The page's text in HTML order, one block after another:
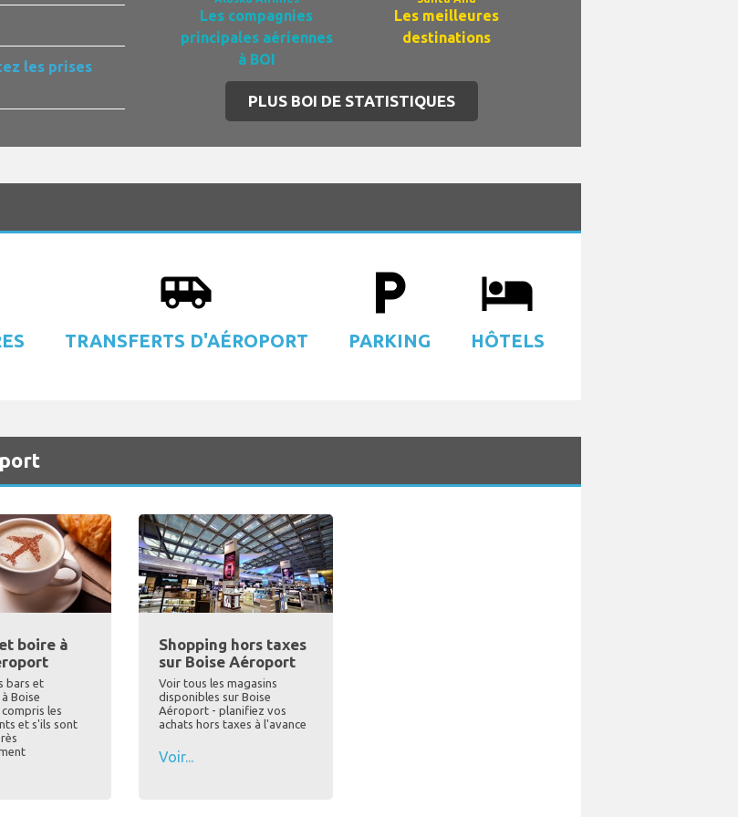
les prises
Les compagnies
principales aériennes
à BOI
Les meilleures
destinations
PLUS BOI DE STATISTIQUES
airport_shuttle
TRANSFERTS D'AÉROPORT
local_parking
PARKING
local_hotel
HÔTELS
boire à
bars et
Boise
les
et s'ils sont
Shopping hors taxes
sur Boise Aéroport
Voir tous les magasins
disponibles sur Boise
Aéroport - planifiez vos
achats hors taxes à l'avance
Voir...